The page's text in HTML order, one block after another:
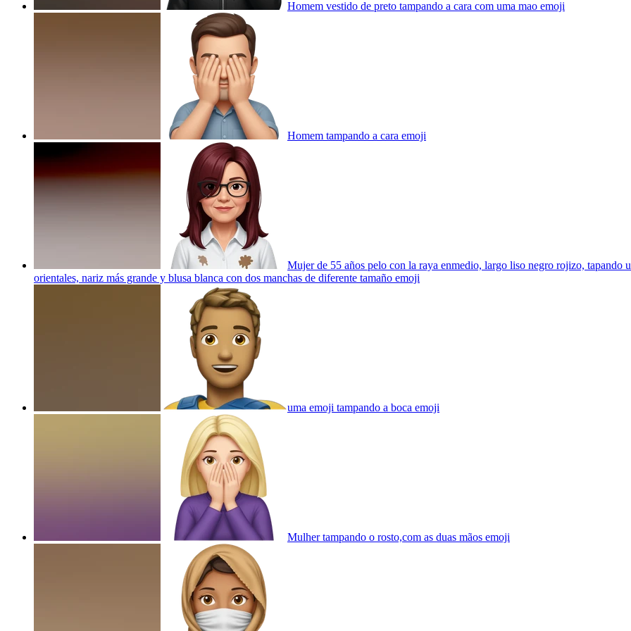
Homem vestido de preto tampando a cara com uma mao emoji
Homem tampando a cara emoji
Mujer de 55 años pelo con la raya enmedio, largo liso negro rojizo, tapando
orientales, nariz más grande y blusa blanca con dos manchas de diferente tamaño emoji
uma emoji tampando a boca emoji
Mulher tampando o rosto,com as duas mãos emoji